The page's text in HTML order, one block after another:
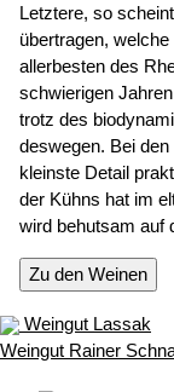
Letztere, so
übertragen,
allerbesten des
schwierigen
trotz des
deswegen. Bei
kleinste Detail
der Kühns hat im
wird behutsam auf
Zu den Weinen
Weingut Lassak
Weingut Rainer